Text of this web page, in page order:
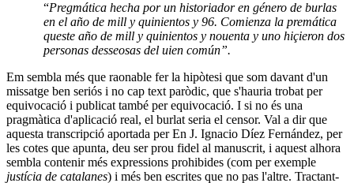
“Pregmática hecha por un historiador en género de burlas
en el año de mill y quinientos y 96. Comienza la premática
queste año de mill y quinientos y nouenta y uno hiçieron dos
personas desseosas del uien común”.
Em sembla més que raonable fer la hipòtesi que som davant d'un
missatge ben seriós i no cap text paròdic, que s'hauria trobat per
equivocació i publicat també per equivocació. I si no és una
pragmàtica d'aplicació real, el burlat seria el censor. Val a dir que
aquesta transcripció aportada per En J. Ignacio Díez Fernández, per
les cotes que apunta, deu ser prou fidel al manuscrit, i aquest alhora
sembla contenir més expressions prohibides (com per exemple
justícia de catalanes) i més ben escrites que no pas l'altre. Tractant-